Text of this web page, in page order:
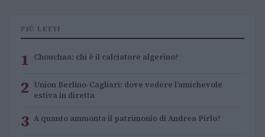
PIÙ LETTI
1 Chouchaa: chi è il calciatore algerino?
2 Union Berlino-Cagliari: dove vedere l’amichevole
estiva in diretta
3 A quanto ammonta il patrimonio di Andrea Pirlo?